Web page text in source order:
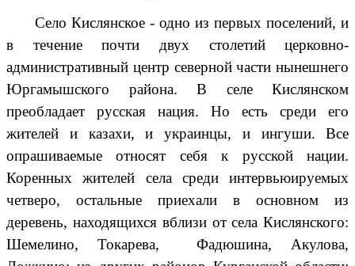
Село Кислянское - одно из первых поселений, и
в течение почти двух столетий церковно-
административный центр северной части нынешнего
Юргамышского района. В селе Кислянском
преобладает русская нация. Но есть среди его
жителей и казахи, и украинцы, и ингуши. Все
опрашиваемые относят себя к русской нации.
Коренных жителей села среди интервьюируемых
четверо, остальные приехали в основном из
деревень, находящихся вблизи от села Кислянского:
Шемелино, Токарева, Фадюшина, Акулова,